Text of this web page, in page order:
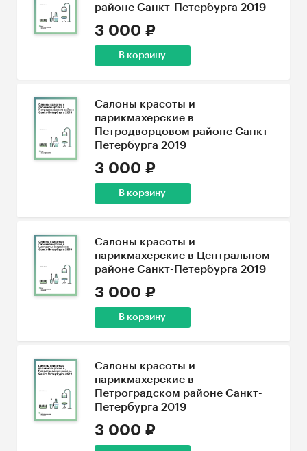
районе Санкт-Петербурга 2019
3 000 ₽
В корзину
Салоны красоты и
парикмахерские в
Петродворцовом районе Санкт-
Петербурга 2019
3 000 ₽
В корзину
Салоны красоты и
парикмахерские в Центральном
районе Санкт-Петербурга 2019
3 000 ₽
В корзину
Салоны красоты и
парикмахерские в
Петроградском районе Санкт-
Петербурга 2019
3 000 ₽